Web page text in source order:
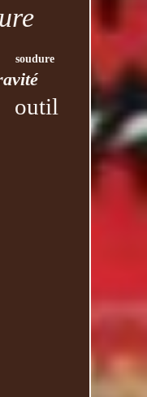
soudure
outil